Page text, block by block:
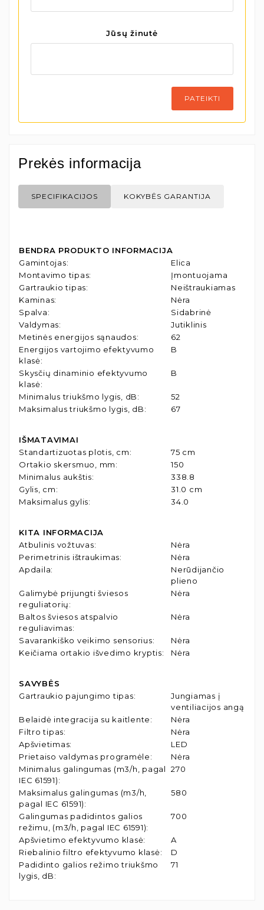
Jūsų žinutė
PATEIKTI
Prekės informacija
SPECIFIKACIJOS KOKYBĖS GARANTIJA
BENDRA PRODUKTO INFORMACIJA
Gamintojas:
Elica
Montavimo tipas:
Įmontuojama
Gartraukio tipas:
Neištraukiamas
Kaminas:
Nėra
Spalva:
Sidabrinė
Valdymas:
Jutiklinis
Metinės energijos sąnaudos:
62
Energijos vartojimo efektyvumo
klasė:
B
Skysčių dinaminio efektyvumo
klasė:
B
Minimalus triukšmo lygis, dB:
52
Maksimalus triukšmo lygis, dB: 67
IŠMATAVIMAI
Standartizuotas plotis, cm:
75 cm
Ortakio skersmuo, mm:
150
Minimalus aukštis:
338.8
Gylis, cm:
31.0 cm
Maksimalus gylis: 34.0
KITA INFORMACIJA
Atbulinis vožtuvas:
Nėra
Perimetrinis ištraukimas:
Nėra
Apdaila:
Nerūdijančio
plieno
Galimybė prijungti šviesos
reguliatorių:
Nėra
Baltos šviesos atspalvio
reguliavimas:
Nėra
Savarankiško veikimo sensorius:
Nėra
Keičiama ortakio išvedimo kryptis: Nėra
SAVYBĖS
Gartraukio pajungimo tipas:
Jungiamas į
ventiliacijos angą
Belaidė integracija su kaitlente:
Nėra
Filtro tipas:
Nėra
Apšvietimas:
LED
Prietaiso valdymas programėle:
Nėra
Minimalus galingumas (m3/h, pagal
IEC 61591):
270
Maksimalus galingumas (m3/h,
pagal IEC 61591):
580
Galingumas padidintos galios
režimu, (m3/h, pagal IEC 61591):
700
Apšvietimo efektyvumo klasė:
A
Riebalinio filtro efektyvumo klasė:
D
Padidinto galios režimo triukšmo
lygis, dB:
71